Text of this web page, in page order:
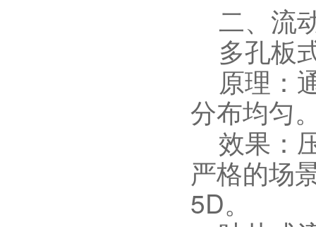
二、流
多孔板
原理：
分布均匀
效果：
严格的场
5D。